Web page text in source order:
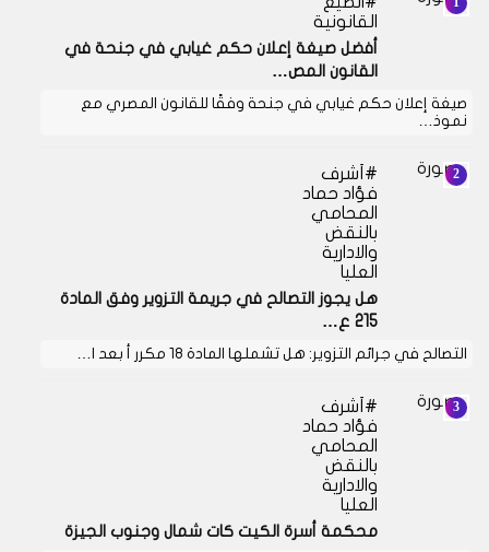
القانونية
أفضل صيغة إعلان حكم غيابي في جنحة في
القانون المص…
صيغة إعلان حكم غيابي في جنحة وفقًا للقانون المصري مع
نموذ…
أشرف
فؤاد حماد
المحامي
بالنقض
والادارية
العليا
هل يجوز التصالح في جريمة التزوير وفق المادة
215 ع…
التصالح في جرائم التزوير: هل تشملها المادة 18 مكرر أ بعد ا…
أشرف
فؤاد حماد
المحامي
بالنقض
والادارية
العليا
محكمة أسرة الكيت كات شمال وجنوب الجيزة